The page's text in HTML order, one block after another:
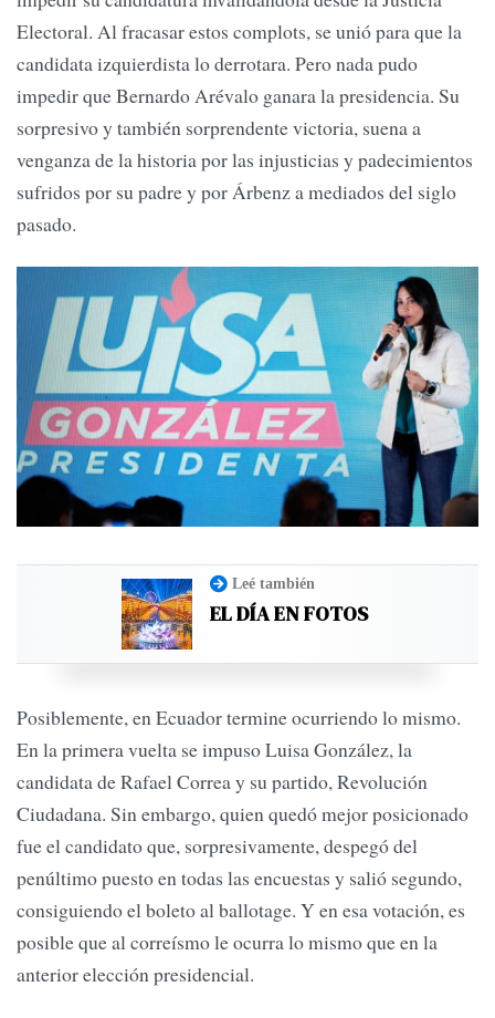
Electoral. Al fracasar estos complots, se unió para que la
candidata izquierdista lo derrotara. Pero nada pudo
impedir que Bernardo Arévalo ganara la presidencia. Su
sorpresivo y también sorprendente victoria, suena a
venganza de la historia por las injusticias y padecimientos
sufridos por su padre y por Árbenz a mediados del siglo
pasado.
Leé también
EL DÍA EN FOTOS
Posiblemente, en Ecuador termine ocurriendo lo mismo.
En la primera vuelta se impuso Luisa González, la
candidata de Rafael Correa y su partido, Revolución
Ciudadana. Sin embargo, quien quedó mejor posicionado
fue el candidato que, sorpresivamente, despegó del
penúltimo puesto en todas las encuestas y salió segundo,
consiguiendo el boleto al ballotage. Y en esa votación, es
posible que al correísmo le ocurra lo mismo que en la
anterior elección presidencial.